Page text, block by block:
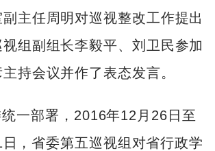
主任周明对巡视整改工作提出
组副组长李毅平、刘卫民参加
持会议并作了表态发言。
一部署，2016年12月26日至
，省委第五巡视组对省行政学